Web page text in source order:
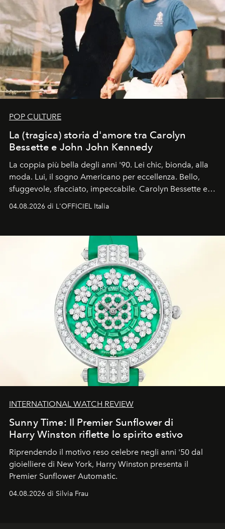
POP CULTURE
La (tragica) storia d'amore tra Carolyn
Bessette e John John Kennedy
La coppia più bella degli anni '90. Lei chic, bionda, alla
moda. Lui, il sogno Americano per eccellenza. Bello,
sfuggevole, sfacciato, impeccabile. Carolyn Bessette e
John John Kennedy sono i protagonisti della storia
04.08.2026 di L'OFFICIEL Italia
INTERNATIONAL WATCH REVIEW
Sunny Time: Il Premier Sunflower di
Harry Winston riflette lo spirito estivo
Riprendendo il motivo reso celebre negli anni '50 dal
gioielliere di New York, Harry Winston presenta il
Premier Sunflower Automatic.
04.08.2026 di Silvia Frau